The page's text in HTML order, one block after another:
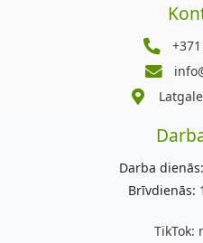
Darba
Brīvdienās:
TikTok: